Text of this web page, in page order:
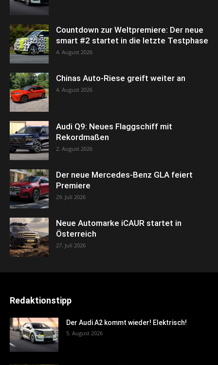
Countdown zur Weltpremiere: Der neue
smart #2 startet in die letzte Testphase
4. August 2026
Chinas Auto-Riese greift weiter an
4. August 2026
Audi Q9: Neues Flaggschiff mit
Rekordmaßen
2. August 2026
Der neue Mercedes-Benz GLA feiert
Premiere
29. Juli 2026
Neue Automarke iCAUR startet in
Österreich
27. Juli 2026
Redaktionstipp
Der Audi A2 kommt wieder! Elektrisch!
5. August 2026